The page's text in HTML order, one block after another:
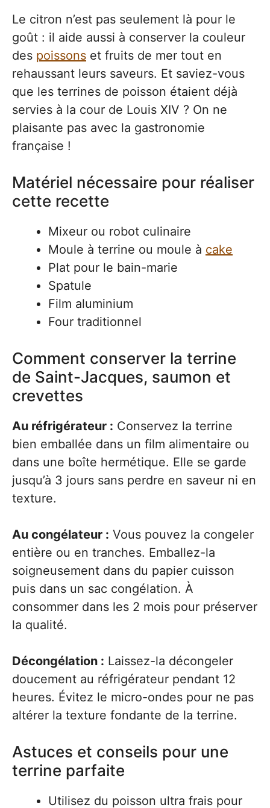
Le citron n’est pas seulement là pour le
goût : il aide aussi à conserver la couleur
des poissons et fruits de mer tout en
rehaussant leurs saveurs. Et saviez-vous
que les terrines de poisson étaient déjà
servies à la cour de Louis XIV ? On ne
plaisante pas avec la gastronomie
française !
Matériel nécessaire pour réaliser
cette recette
Mixeur ou robot culinaire
Moule à terrine ou moule à cake
Plat pour le bain-marie
Spatule
Film aluminium
Four traditionnel
Comment conserver la terrine
de Saint-Jacques, saumon et
crevettes
Au réfrigérateur : Conservez la terrine
bien emballée dans un film alimentaire ou
dans une boîte hermétique. Elle se garde
jusqu’à 3 jours sans perdre en saveur ni en
texture.
Au congélateur : Vous pouvez la congeler
entière ou en tranches. Emballez-la
soigneusement dans du papier cuisson
puis dans un sac congélation. À
consommer dans les 2 mois pour préserver
la qualité.
Décongélation : Laissez-la décongeler
doucement au réfrigérateur pendant 12
heures. Évitez le micro-ondes pour ne pas
altérer la texture fondante de la terrine.
Astuces et conseils pour une
terrine parfaite
Utilisez du poisson ultra frais pour